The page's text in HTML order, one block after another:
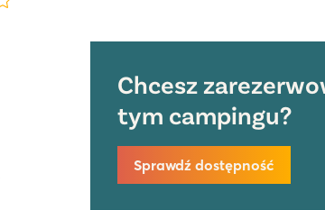
Chcesz
tym campingu?
Sprawdź dostępność